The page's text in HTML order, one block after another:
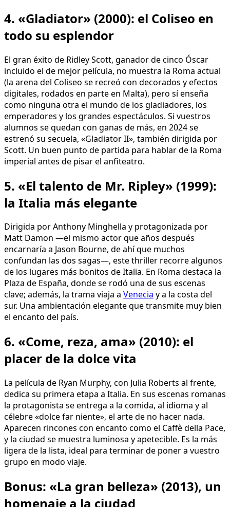
4. «Gladiator» (2000): el Coliseo en
todo su esplendor
El gran éxito de Ridley Scott, ganador de cinco Óscar
incluido el de mejor película, no muestra la Roma actual
(la arena del Coliseo se recreó con decorados y efectos
digitales, rodados en parte en Malta), pero sí enseña
como ninguna otra el mundo de los gladiadores, los
emperadores y los grandes espectáculos. Si vuestros
alumnos se quedan con ganas de más, en 2024 se
estrenó su secuela, «Gladiator II», también dirigida por
Scott. Un buen punto de partida para hablar de la Roma
imperial antes de pisar el anfiteatro.
5. «El talento de Mr. Ripley» (1999):
la Italia más elegante
Dirigida por Anthony Minghella y protagonizada por
Matt Damon —el mismo actor que años después
encarnaría a Jason Bourne, de ahí que muchos
confundan las dos sagas—, este thriller recorre algunos
de los lugares más bonitos de Italia. En Roma destaca la
Plaza de España, donde se rodó una de sus escenas
clave; además, la trama viaja a Venecia y a la costa del
sur. Una ambientación elegante que transmite muy bien
el encanto del país.
6. «Come, reza, ama» (2010): el
placer de la dolce vita
La película de Ryan Murphy, con Julia Roberts al frente,
dedica su primera etapa a Italia. En sus escenas romanas
la protagonista se entrega a la comida, al idioma y al
célebre «dolce far niente», el arte de no hacer nada.
Aparecen rincones con encanto como el Caffè della Pace,
y la ciudad se muestra luminosa y apetecible. Es la más
ligera de la lista, ideal para terminar de poner a vuestro
grupo en modo viaje.
Bonus: «La gran belleza» (2013), un
homenaje a la ciudad